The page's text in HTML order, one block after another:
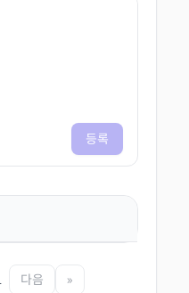
등록
다음 »